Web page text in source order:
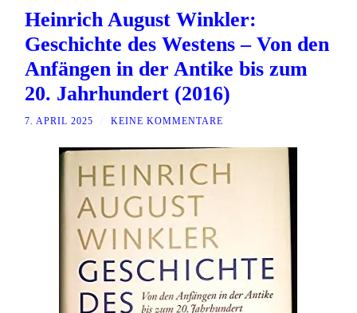
Heinrich August Winkler:
Geschichte des Westens – Von den
Anfängen in der Antike bis zum
20. Jahrhundert (2016)
7. APRIL 2025 KEINE KOMMENTARE